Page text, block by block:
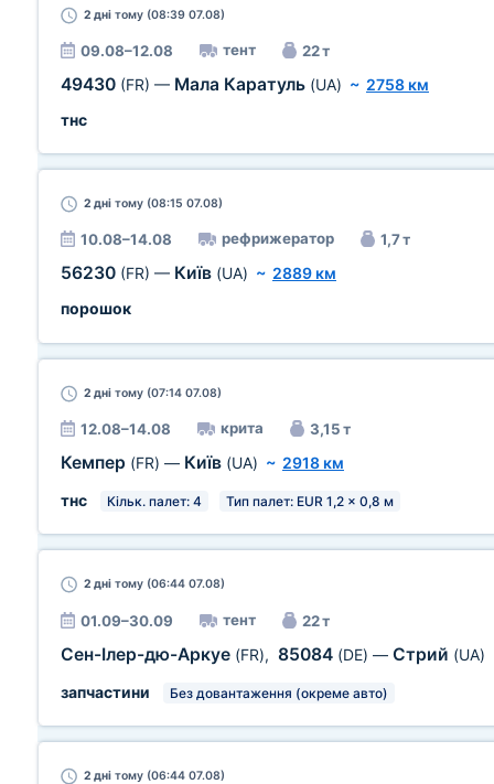
2 дні тому (08:39 07.08)
09.08–12.08 тент 22 т
49430 (FR) — Мала Каратуль (UA) ~ 2758 км
тнс
2 дні тому (08:15 07.08)
10.08–14.08 рефрижератор 1,7 т
56230 (FR) — Київ (UA) ~ 2889 км
порошок
2 дні тому (07:14 07.08)
12.08–14.08 крита 3,15 т
Кемпер (FR) — Київ (UA) ~ 2918 км
тнс
Кільк. палет: 4 Тип палет: EUR 1,2 x 0,8 м
2 дні тому (06:44 07.08)
01.09–30.09 тент 22 т
Сен-Ілер-дю-Аркуе (FR), 85084 (DE) — Стрий (UA)
запчастини
Без довантаження (окреме авто)
2 дні тому (06:44 07.08)